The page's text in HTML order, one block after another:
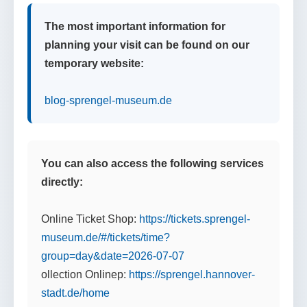
The most important information for
planning your visit can be found on our
temporary website:
blog-sprengel-museum.de
You can also access the following services
directly:
Online Ticket Shop: https://tickets.sprengel-
museum.de/#/tickets/time?
group=day&date=2026-07-07
ollection Onlinep: https://sprengel.hannover-
stadt.de/home